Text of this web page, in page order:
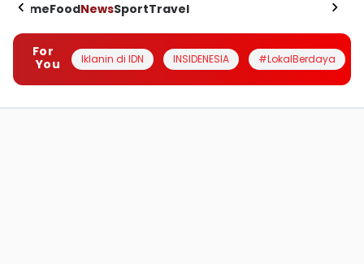
HomeFoodNewsSportTravel
For
You
Iklanin di IDN INSIDENESIA #LokalBerdaya